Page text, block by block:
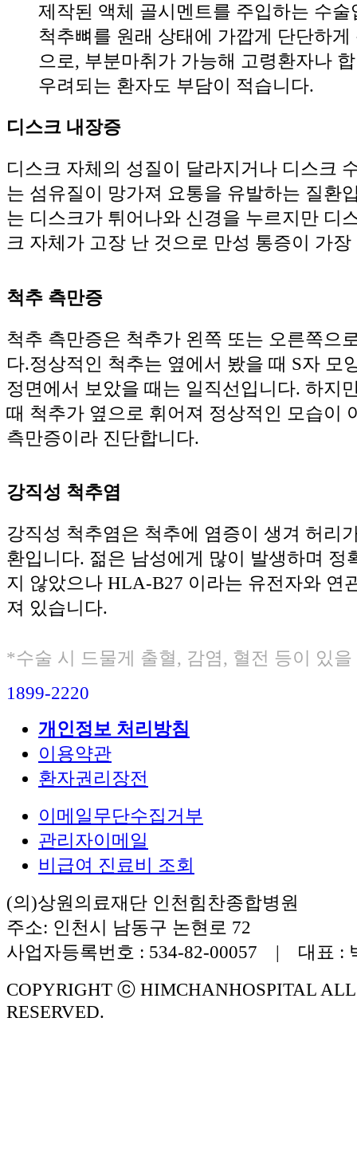
제작된 액체 골시멘트를 주입하는 수술
척추뼈를 원래 상태에 가깝게 단단하
으로, 부분마취가 가능해 고령환자나
우려되는 환자도 부담이 적습니다.
디스크 내장증
디스크 자체의 성질이 달라지거나 디스크
는 섬유질이 망가져 요통을 유발하는 질환
는 디스크가 튀어나와 신경을 누르지만 디
크 자체가 고장 난 것으로 만성 통증이 가
척추 측만증
척추 측만증은 척추가 왼쪽 또는 오른쪽으
다.정상적인 척추는 옆에서 봤을 때 S자 모
정면에서 보았을 때는 일직선입니다. 하지
때 척추가 옆으로 휘어져 정상적인 모습이
측만증이라 진단합니다.
강직성 척추염
강직성 척추염은 척추에 염증이 생겨 허리
환입니다. 젊은 남성에게 많이 발생하며 정
지 않았으나 HLA-B27 이라는 유전자와 연
져 있습니다.
*수술 시 드물게 출혈, 감염, 혈전 등이 있
1899-2220
개인정보 처리방침
이용약관
환자권리장전
이메일무단수집거부
관리자이메일
비급여 진료비 조회
(의)상원의료재단 인천힘찬종합병원
주소: 인천시 남동구 논현로 72
사업자등록번호 : 534-82-00057 | 대표 :
COPYRIGHT ⓒ HIMCHANHOSPITAL
RESERVED.